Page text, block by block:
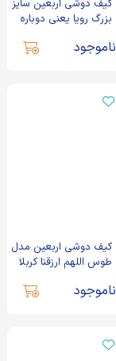
کیف دوشی اربعین سایز
بزرگ رویا یعنی دوباره
ناموجود
کیف دوشی اربعین مدل
طوس اللهم ارزقنا کربلا
ناموجود